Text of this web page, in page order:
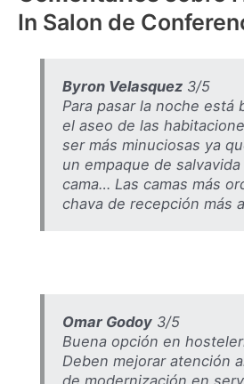
In Salon de
Byron Velasquez3/5
Para pasar la noche está
el aseo de las
ser más minuciosas ya
un empaque de
cama… Las camas más
chava de recepción más
Omar Godoy3/5
Buena opción en
Deben mejorar atención
de modernización en